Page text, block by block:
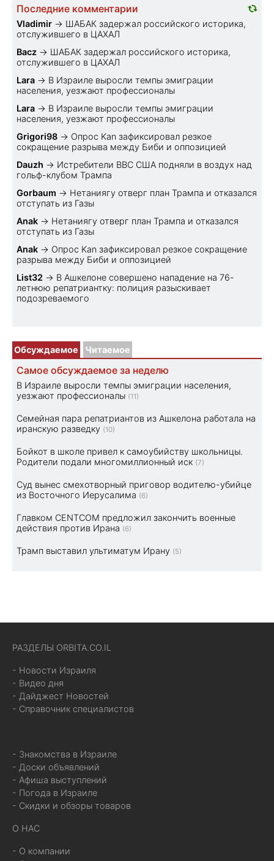
Последние комментарии
Vladimir → ШАБАК задержал российского историка,
отслужившего в ЦАХАЛ
Bacz → ШАБАК задержал российского историка,
отслужившего в ЦАХАЛ
Lara → В Израиле выросли темпы эмиграции
населения, уезжают профессионалы
Lara → В Израиле выросли темпы эмиграции
населения, уезжают профессионалы
Grigori98 → Опрос Kan зафиксировал резкое
сокращение разрыва между Биби и оппозицией
Dauzh → Истребители ВВС США подняли в воздух над
гольф-клубом Трампа
Gorbaum → Нетаниягу отверг план Трампа и отказался
отступать из Газы
Anak → Нетаниягу отверг план Трампа и отказался
отступать из Газы
Anak → Опрос Kan зафиксировал резкое сокращение
разрыва между Биби и оппозицией
List32 → В Ашкелоне совершено нападение на 76-
летнюю репатриантку: полиция разыскивает
подозреваемого
Обсуждаемое Читаемое
Самое обсуждаемое за неделю
В Израиле выросли темпы эмиграции населения,
уезжают профессионалы (11)
Семейная пара репатриантов из Ашкелона работала на
иранскую разведку (10)
Бойкот в школе привел к самоубийству школьницы.
Родители подали многомиллионный иск (7)
Суд вынес смехотворный приговор водителю-убийце
из Восточного Иерусалима (6)
Главком CENTCOM предложил закончить военные
действия против Ирана (6)
Трамп выставил ультиматум Ирану (5)
РАЗДЕЛЫ ORBITA.CO.IL
- Новости Израиля
- Видео дня
- Дайджест Новостей
- Справочник специалистов
- Знакомства в Израиле
- Доски объявлений
- Афиша выступлений
- Погода в Израиле
- Скидки и обзоры товаров
О НАС
- О компании